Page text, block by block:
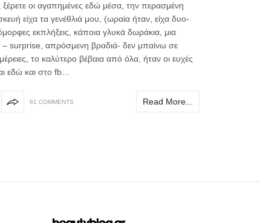
οι αγαπημένες εδώ μέσα, την περασμένη
είχα τα γενέθλιά μου, (ωραία ήταν, είχα δυο-
εκπλήξεις, κάποια γλυκά δωράκια, μια
– surprise, απρόσμενη βραδιά- δεν μπαίνω σε
το καλύτερο βέβαια από όλα, ήταν οι ευχές
εδώ και στο fb…
61 COMMENTS Read More...